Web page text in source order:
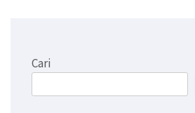
Cari